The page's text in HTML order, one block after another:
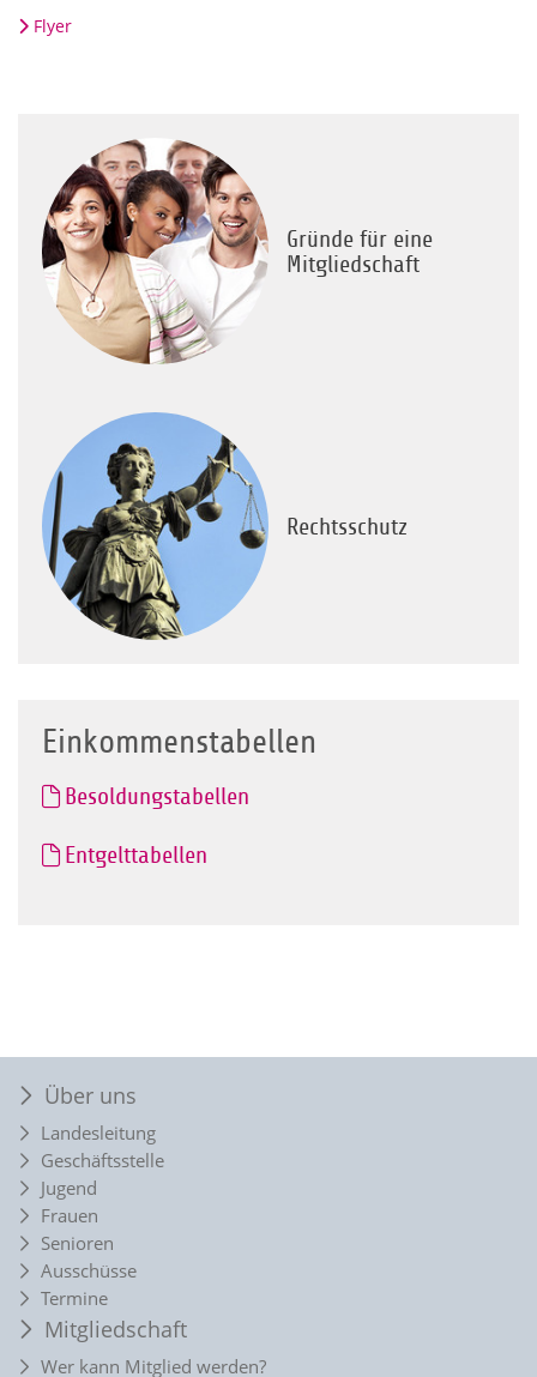
Flyer
Gründe für eine
Mitgliedschaft
Rechtsschutz
Einkommenstabellen
Besoldungstabellen
Entgelttabellen
Über uns
Landesleitung
Geschäftsstelle
Jugend
Frauen
Senioren
Ausschüsse
Termine
Mitgliedschaft
Wer kann Mitglied werden?